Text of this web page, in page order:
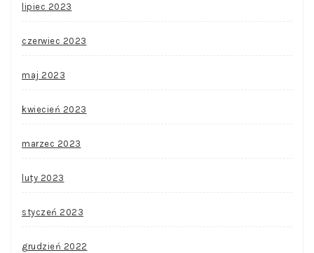
lipiec 2023
czerwiec 2023
maj 2023
kwiecień 2023
marzec 2023
luty 2023
styczeń 2023
grudzień 2022